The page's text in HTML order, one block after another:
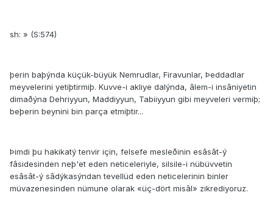
sh: » (S:574)
þerin baþýnda küçük-büyük Nemrudlar, Firavunlar, Þeddadlar
meyvelerini yetiþtirmiþ. Kuvve-i akliye dalýnda, âlem-i insâniyetin
dimaðýna Dehriyyun, Maddiyyun, Tabiiyyun gibi meyveleri vermiþ;
beþerin beynini bin parça etmiþtir...
Þimdi þu hakikatý tenvir için, felsefe mesleðinin esâsât-ý
fâsidesinden neþ'et eden neticeleriyle, silsile-i nübüvvetin
esâsât-ý sâdýkasýndan tevellüd eden neticelerinin binler
müvazenesinden nümune olarak «üç-dört misâl» zikrediyoruz.